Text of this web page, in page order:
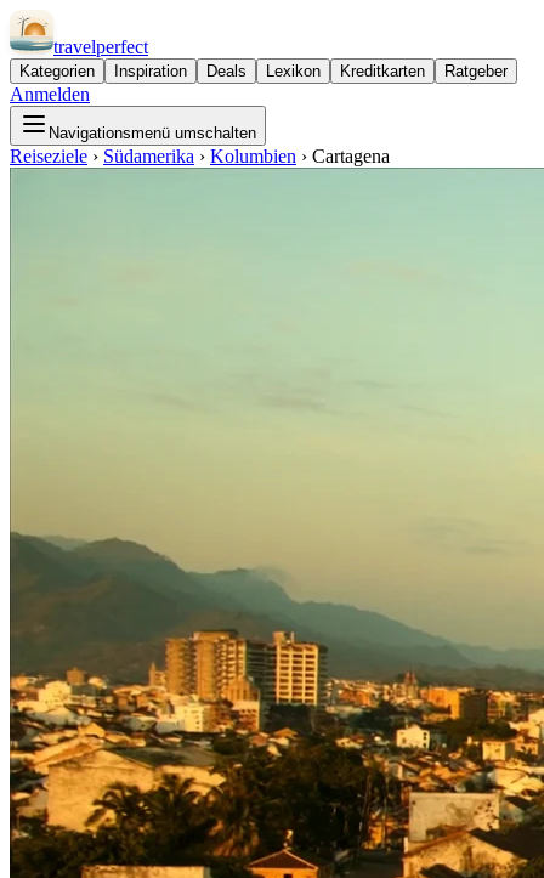
travelperfect
Kategorien Inspiration Deals Lexikon Kreditkarten Ratgeber
Anmelden
Navigationsmenü umschalten
Reiseziele › Südamerika › Kolumbien › Cartagena